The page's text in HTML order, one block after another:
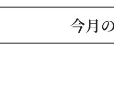
今月